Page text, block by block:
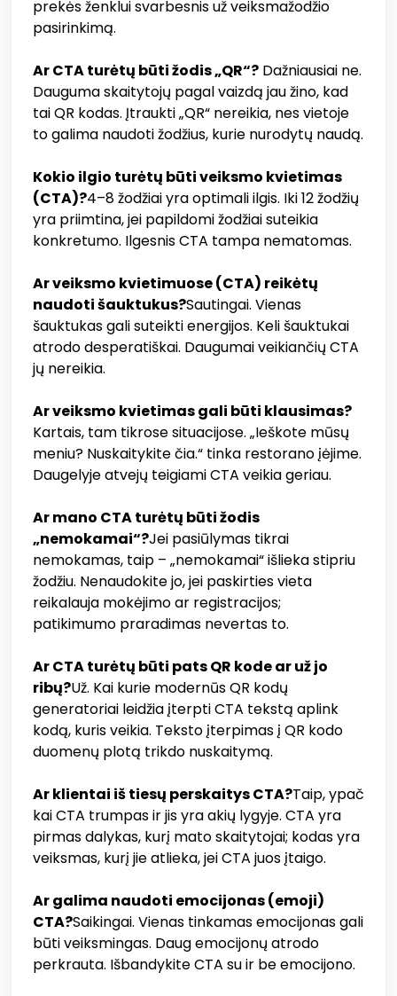
prekės ženklui svarbesnis už veiksmažodžio
pasirinkimą.
Ar CTA turėtų būti žodis „QR“? Dažniausiai ne.
Dauguma skaitytojų pagal vaizdą jau žino, kad
tai QR kodas. Įtraukti „QR“ nereikia, nes vietoje
to galima naudoti žodžius, kurie nurodytų naudą.
Kokio ilgio turėtų būti veiksmo kvietimas
(CTA)?4–8 žodžiai yra optimali ilgis. Iki 12 žodžių
yra priimtina, jei papildomi žodžiai suteikia
konkretumo. Ilgesnis CTA tampa nematomas.
Ar veiksmo kvietimuose (CTA) reikėtų
naudoti šauktukus?Sautingai. Vienas
šauktukas gali suteikti energijos. Keli šauktukai
atrodo desperatiškai. Daugumai veikiančių CTA
jų nereikia.
Ar veiksmo kvietimas gali būti klausimas?
Kartais, tam tikrose situacijose. „Ieškote mūsų
meniu? Nuskaitykite čia.“ tinka restorano įėjime.
Daugelyje atvejų teigiami CTA veikia geriau.
Ar mano CTA turėtų būti žodis
„nemokamai“?Jei pasiūlymas tikrai
nemokamas, taip – „nemokamai“ išlieka stipriu
žodžiu. Nenaudokite jo, jei paskirties vieta
reikalauja mokėjimo ar registracijos;
patikimumo praradimas nevertas to.
Ar CTA turėtų būti pats QR kode ar už jo
ribų?Už. Kai kurie modernūs QR kodų
generatoriai leidžia įterpti CTA tekstą aplink
kodą, kuris veikia. Teksto įterpimas į QR kodo
duomenų plotą trikdo nuskaitymą.
Ar klientai iš tiesų perskaitys CTA?Taip, ypač
kai CTA trumpas ir jis yra akių lygyje. CTA yra
pirmas dalykas, kurį mato skaitytojai; kodas yra
veiksmas, kurį jie atlieka, jei CTA juos įtaigo.
Ar galima naudoti emocijonas (emoji)
CTA?Saikingai. Vienas tinkamas emocijonas gali
būti veiksmingas. Daug emocijonų atrodo
perkrauta. Išbandykite CTA su ir be emocijono.